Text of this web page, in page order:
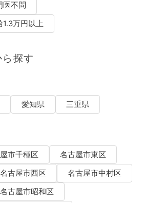
医不問
万円以上
探す
愛知県 三重県
市千種区
名古屋市東区
名古屋市西区
名古屋市中村区
名古屋市昭和区